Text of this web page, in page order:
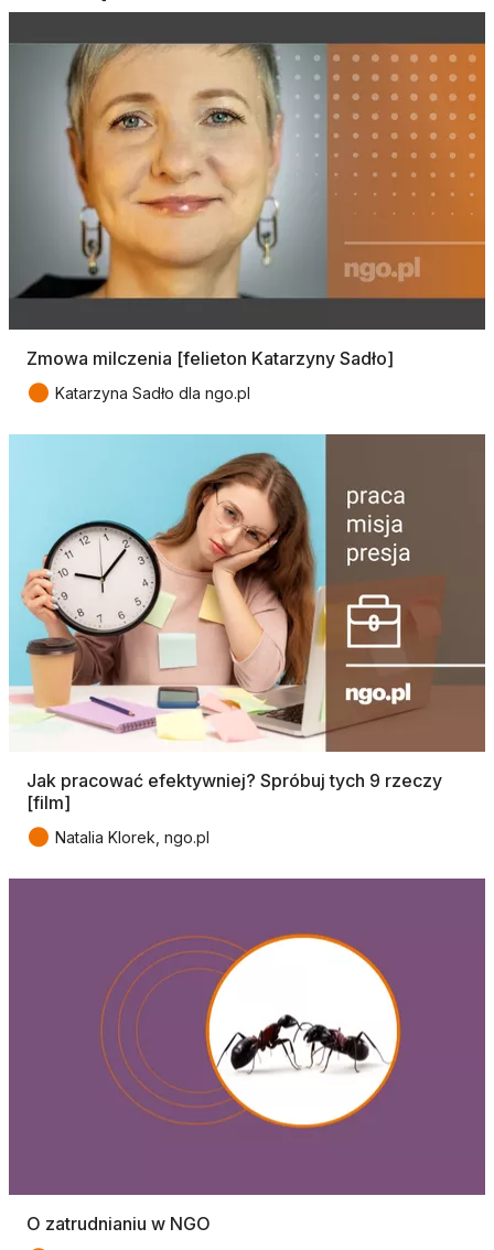
Zmowa milczenia [felieton Katarzyny Sadło]
● Katarzyna Sadło dla ngo.pl
Jak pracować efektywniej? Spróbuj tych 9 rzeczy
[film]
● Natalia Klorek, ngo.pl
O zatrudnianiu w NGO